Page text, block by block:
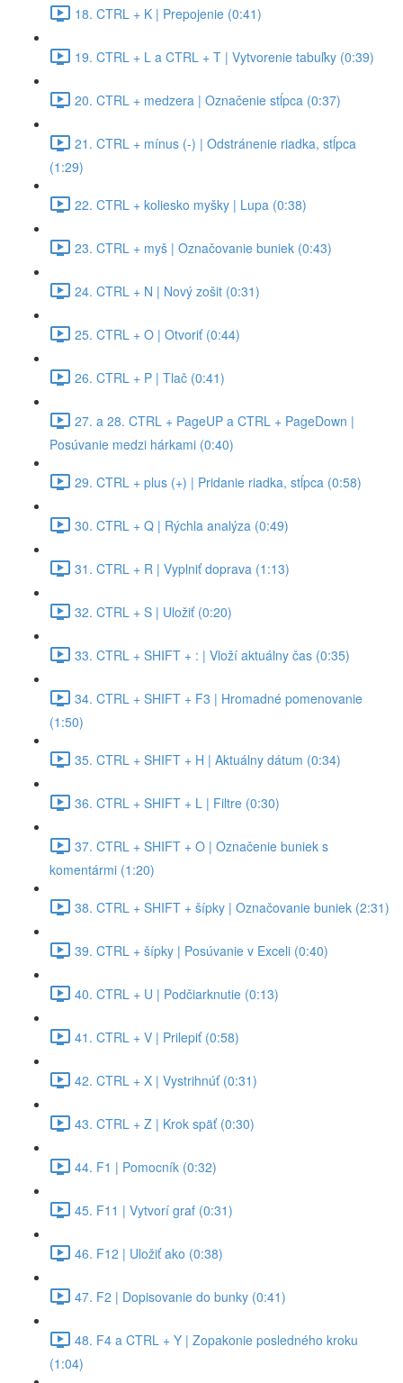
18. CTRL + K | Prepojenie (0:41)
19. CTRL + L a CTRL + T | Vytvorenie tabuľky (0:39)
20. CTRL + medzera | Označenie stĺpca (0:37)
21. CTRL + mínus (-) | Odstránenie riadka, stĺpca
(1:29)
22. CTRL + koliesko myšky | Lupa (0:38)
23. CTRL + myš | Označovanie buniek (0:43)
24. CTRL + N | Nový zošit (0:31)
25. CTRL + O | Otvoriť (0:44)
26. CTRL + P | Tlač (0:41)
27. a 28. CTRL + PageUP a CTRL + PageDown |
Posúvanie medzi hárkami (0:40)
29. CTRL + plus (+) | Pridanie riadka, stĺpca (0:58)
30. CTRL + Q | Rýchla analýza (0:49)
31. CTRL + R | Vyplniť doprava (1:13)
32. CTRL + S | Uložiť (0:20)
33. CTRL + SHIFT + : | Vloží aktuálny čas (0:35)
34. CTRL + SHIFT + F3 | Hromadné pomenovanie
(1:50)
35. CTRL + SHIFT + H | Aktuálny dátum (0:34)
36. CTRL + SHIFT + L | Filtre (0:30)
37. CTRL + SHIFT + O | Označenie buniek s
komentármi (1:20)
38. CTRL + SHIFT + šípky | Označovanie buniek (2:31)
39. CTRL + šípky | Posúvanie v Exceli (0:40)
40. CTRL + U | Podčiarknutie (0:13)
41. CTRL + V | Prilepiť (0:58)
42. CTRL + X | Vystrihnúť (0:31)
43. CTRL + Z | Krok späť (0:30)
44. F1 | Pomocník (0:32)
45. F11 | Vytvorí graf (0:31)
46. F12 | Uložiť ako (0:38)
47. F2 | Dopisovanie do bunky (0:41)
48. F4 a CTRL + Y | Zopakonie posledného kroku
(1:04)